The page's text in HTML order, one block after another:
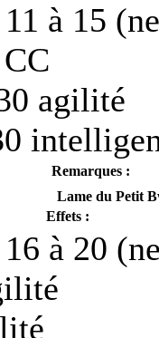
à 15
agilité
Remarques :
Lame du Petit
Effets :
à 20